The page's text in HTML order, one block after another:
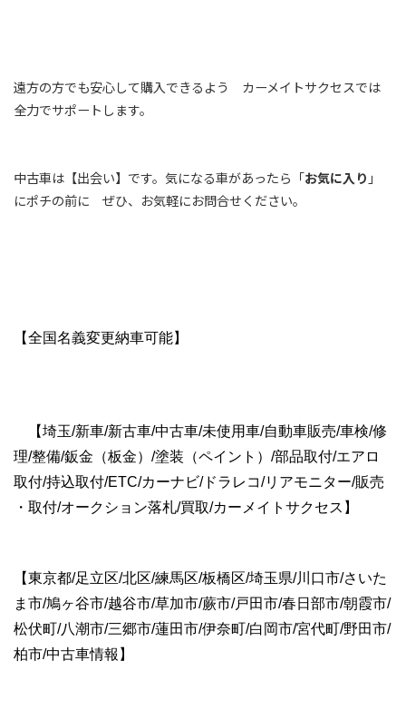
遠方の方でも安心して購入できるよう カーメイトサクセスでは
全力でサポートします。
中古車は【出会い】です。気になる車があったら「お気に入り 」
にポチの前に ぜひ、お気軽にお問合せください。
【全国名義変更納車可能】
【埼玉/新車/新古車/中古車/未使用車/自動車販売/車検/修
理/整備/鈑金（板金）/塗装（ペイント）/部品取付/エアロ
取付/持込取付/ETC/カーナビ/ドラレコ/リアモニター/販売
・取付/オークション落札/買取/カーメイトサクセス】
【東京都/足立区/北区/練馬区/板橋区/埼玉県/川口市/さいた
ま市/鳩ヶ谷市/越谷市/草加市/蕨市/戸田市/春日部市/朝霞市/
松伏町/八潮市/三郷市/蓮田市/伊奈町/白岡市/宮代町/野田市/
柏市/中古車情報】